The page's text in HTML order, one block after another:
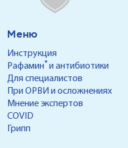
Меню
Инструкция
Рафамин® и антибиотики
Для специалистов
При ОРВИ и осложнениях
Мнение экспертов
COVID
Грипп